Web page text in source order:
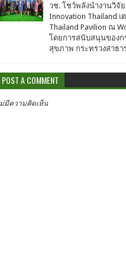
วช. โชว์พลังนำงานวิจั
Innovation Thailand
Thailand Pavilion ณ
โดยการสนับสนุนของ
สุขภาพ กระทรวงสาธ
POST A COMMENT
ม่มีความคิดเห็น